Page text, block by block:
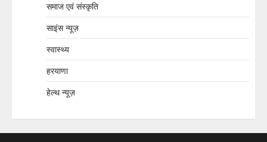
समाज एवं संस्कृति
साइंस न्यूज़
स्वास्थ्य
हरयाणा
हेल्थ न्यूज़